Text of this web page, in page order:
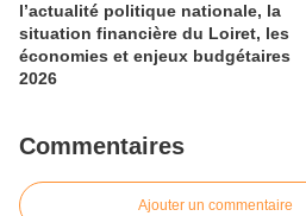
l’actualité politique nationale, la
situation financière du Loiret, les
économies et enjeux budgétaires
2026
Commentaires
Ajouter un commentaire